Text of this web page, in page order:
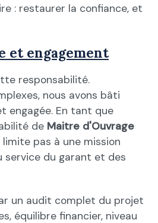
: restaurer la confiance, et
et engagement
responsabilité.
nous avons bâti
engagée. En tant que
de Maitre d'Ouvrage
pas à une mission
service du garant et des
un audit complet du projet
équilibre financier, niveau